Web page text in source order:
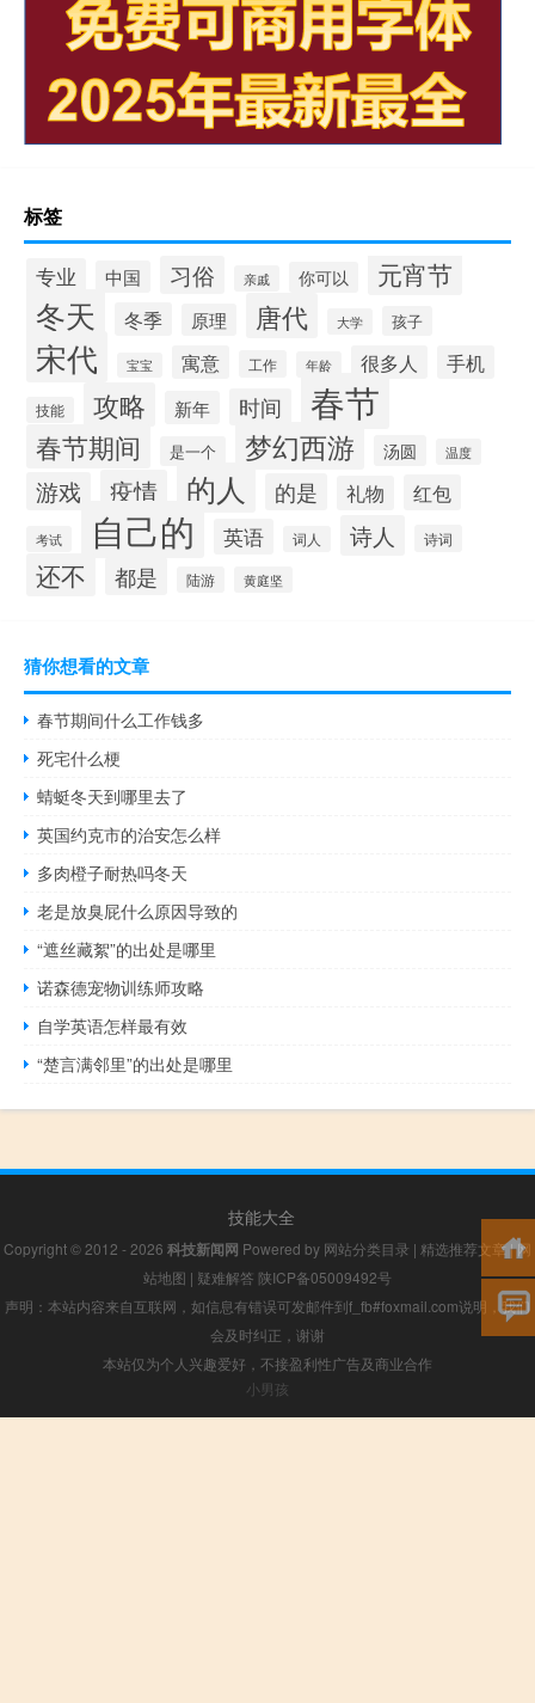
标签
专业 中国 习俗 亲戚 你可以 元宵节
冬天 冬季 原理 唐代 大学 孩子
宋代 宝宝 寓意 工作 年龄 很多人 手机
技能 攻略 新年 时间 春节
春节期间 是一个 梦幻西游 汤圆 温度
游戏 疫情 的人 的是 礼物 红包
考试 自己的 英语 词人 诗人 诗词
还不 都是 陆游 黄庭坚
猜你想看的文章
春节期间什么工作钱多
死宅什么梗
蜻蜓冬天到哪里去了
英国约克市的治安怎么样
多肉橙子耐热吗冬天
老是放臭屁什么原因导致的
“遮丝藏絮”的出处是哪里
诺森德宠物训练师攻略
自学英语怎样最有效
“楚言满邻里”的出处是哪里
技能大全
Copyright © 2012 - 2026 科技新闻网 Powered by 网站分类目录 | 精选推荐文章|网
站地图 | 疑难解答 陕ICP备05009492号
声明：本站内容来自互联网，如信息有错误可发邮件到f_fb#foxmail.com说明，我们
会及时纠正，谢谢
本站仅为个人兴趣爱好，不接盈利性广告及商业合作
小男孩